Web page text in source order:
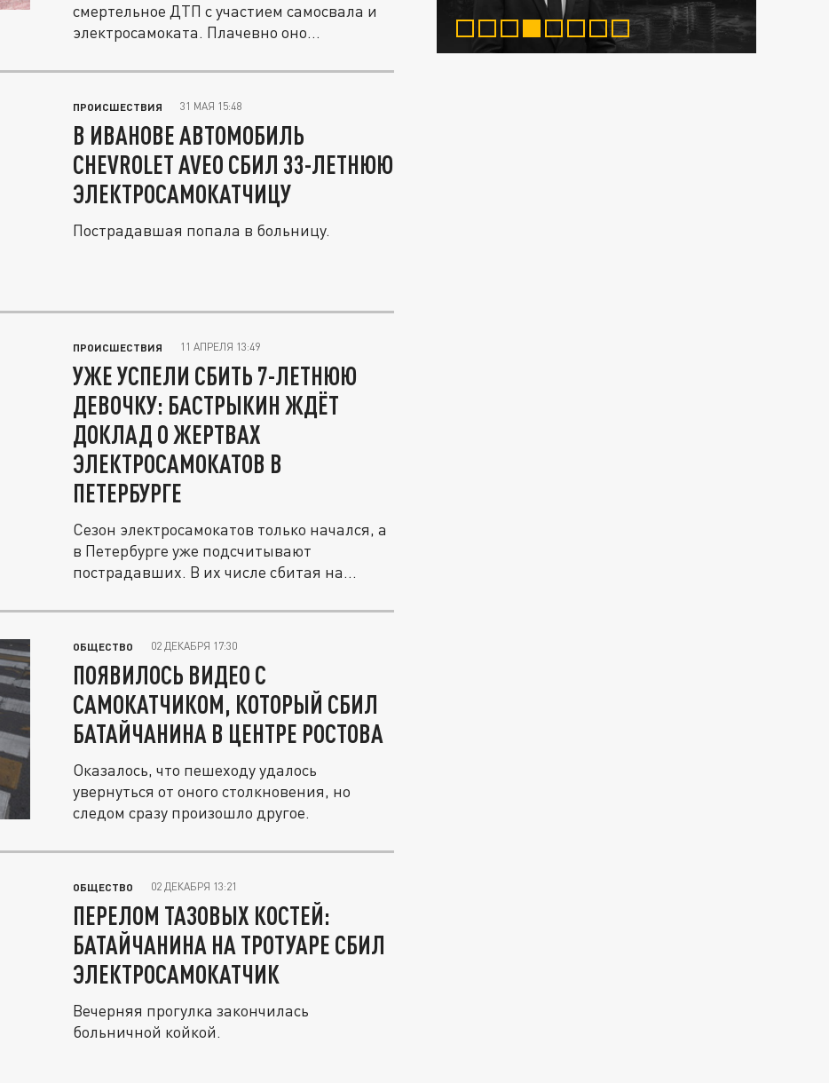
смертельное ДТП с участием самосвала и
электросамоката. Плачевно оно
ПРОИСШЕСТВИЯ 31 МАЯ 15:48
В ИВАНОВЕ АВТОМОБИЛЬ
CHEVROLET AVEO СБИЛ 33-ЛЕТНЮЮ
ЭЛЕКТРОСАМОКАТЧИЦУ
Пострадавшая попала в больницу.
ПРОИСШЕСТВИЯ 11 АПРЕЛЯ 13:49
УЖЕ УСПЕЛИ СБИТЬ 7-ЛЕТНЮЮ
ДЕВОЧКУ: БАСТРЫКИН ЖДЁТ
ДОКЛАД О ЖЕРТВАХ
ЭЛЕКТРОСАМОКАТОВ В
ПЕТЕРБУРГЕ
Сезон электросамокатов только начался, а
в Петербурге уже подсчитывают
пострадавших. В их числе сбитая на...
ОБЩЕСТВО 02 ДЕКАБРЯ 17:30
ПОЯВИЛОСЬ ВИДЕО С
САМОКАТЧИКОМ, КОТОРЫЙ СБИЛ
БАТАЙЧАНИНА В ЦЕНТРЕ РОСТОВА
Оказалось, что пешеходу удалось
увернуться от оного столкновения, но
следом сразу произошло другое.
ОБЩЕСТВО 02 ДЕКАБРЯ 13:21
ПЕРЕЛОМ ТАЗОВЫХ КОСТЕЙ:
БАТАЙЧАНИНА НА ТРОТУАРЕ СБИЛ
ЭЛЕКТРОСАМОКАТЧИК
Вечерняя прогулка закончилась
больничной койкой.